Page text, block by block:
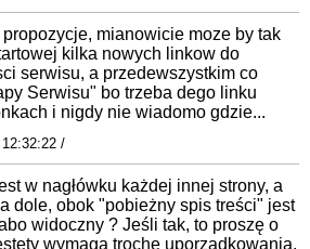
mianowicie moze by tak
kilka nowych linkow do
serwisu, a przedewszystkim co
Serwisu" bo trzeba dego linku
i nigdy nie wiadomo gdzie...
/
w nagłówku każdej innej strony, a
dole, obok "pobieżny spis treści" jest
widoczny ? Jeśli tak, to proszę o
wymaga trochę uporządkowania.